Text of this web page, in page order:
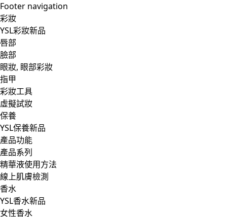
Footer navigation
彩妝
YSL彩妝新品
唇部
臉部
眼妝, 眼部彩妝
指甲
彩妝工具
虛擬試妝
保養
YSL保養新品
產品功能
產品系列
精華液使用方法
線上肌膚檢測
香水
YSL香水新品
女性香水